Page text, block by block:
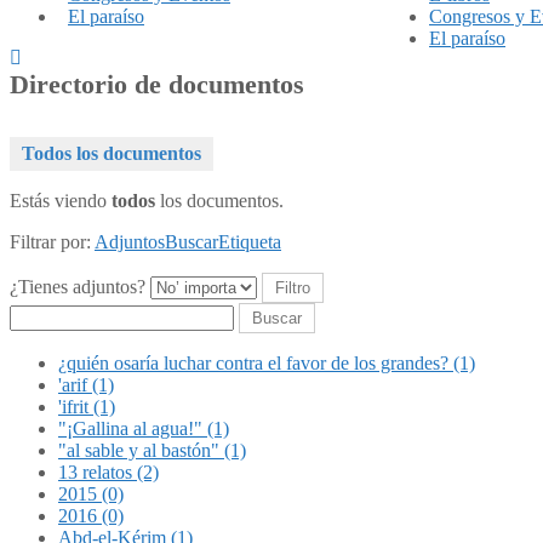
El paraíso
Congresos y
El paraíso
Directorio de documentos
Todos los documentos
Estás viendo todos los documentos.
Filtrar por: AdjuntosBuscarEtiqueta
¿Tienes adjuntos?
Buscar
¿quién osaría luchar contra el favor de los grandes? (1)
'arif (1)
'ifrit (1)
"¡Gallina al agua!" (1)
"al sable y al bastón" (1)
13 relatos (2)
2015 (0)
2016 (0)
Abd-el-Kérim (1)